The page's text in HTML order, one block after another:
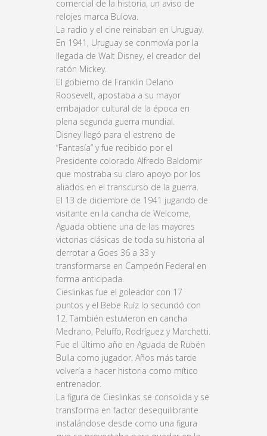
comercial de la historia, un aviso de
relojes marca Bulova.
La radio y el cine reinaban en Uruguay.
En 1941, Uruguay se conmovía por la
llegada de Walt Disney, el creador del
ratón Mickey.
El gobierno de Franklin Delano
Roosevelt, apostaba a su mayor
embajador cultural de la época en
plena segunda guerra mundial.
Disney llegó para el estreno de
“Fantasía” y fue recibido por el
Presidente colorado Alfredo Baldomir
que mostraba su claro apoyo por los
aliados en el transcurso de la guerra.
El 13 de diciembre de 1941 jugando de
visitante en la cancha de Welcome,
Aguada obtiene una de las mayores
victorias clásicas de toda su historia al
derrotar a Goes 36 a 33 y
transformarse en Campeón Federal en
forma anticipada.
Cieslinkas fue el goleador con 17
puntos y el Bebe Ruíz lo secundó con
12. También estuvieron en cancha
Medrano, Peluffo, Rodríguez y Marchetti.
Fue el último año en Aguada de Rubén
Bulla como jugador. Años más tarde
volvería a hacer historia como mítico
entrenador.
La figura de Cieslinkas se consolida y se
transforma en factor desequilibrante
instalándose desde como una figura